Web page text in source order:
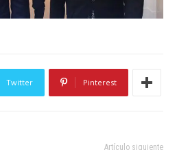
Twitter Pinterest
Artículo siguiente